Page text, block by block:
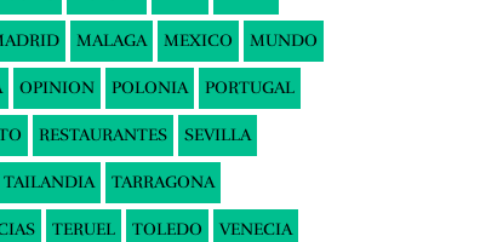
MALAGA MEXICO MUNDO
OPINION POLONIA PORTUGAL
RESTAURANTES SEVILLA
TAILANDIA TARRAGONA
TERUEL TOLEDO VENECIA